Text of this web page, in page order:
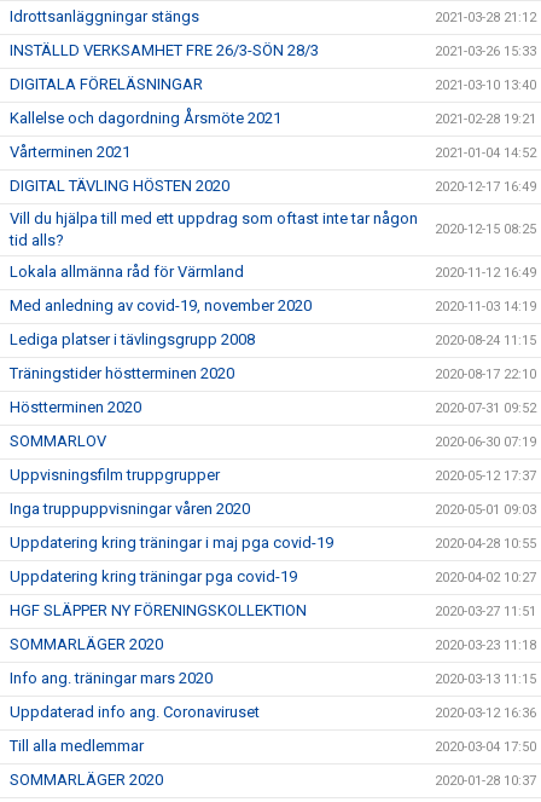
Idrottsanläggningar stängs 2021-03-28 21:12
INSTÄLLD VERKSAMHET FRE 26/3-SÖN 28/3 2021-03-26 15:33
DIGITALA FÖRELÄSNINGAR 2021-03-10 13:40
Kallelse och dagordning Årsmöte 2021 2021-02-28 19:21
Vårterminen 2021 2021-01-04 14:52
DIGITAL TÄVLING HÖSTEN 2020 2020-12-17 16:49
Vill du hjälpa till med ett uppdrag som oftast inte tar någon
tid alls?
2020-12-15 08:25
Lokala allmänna råd för Värmland 2020-11-12 16:49
Med anledning av covid-19, november 2020 2020-11-03 14:19
Lediga platser i tävlingsgrupp 2008 2020-08-24 11:15
Träningstider höstterminen 2020 2020-08-17 22:10
Höstterminen 2020 2020-07-31 09:52
SOMMARLOV 2020-06-30 07:19
Uppvisningsfilm truppgrupper 2020-05-12 17:37
Inga truppuppvisningar våren 2020 2020-05-01 09:03
Uppdatering kring träningar i maj pga covid-19 2020-04-28 10:55
Uppdatering kring träningar pga covid-19 2020-04-02 10:27
HGF SLÄPPER NY FÖRENINGSKOLLEKTION 2020-03-27 11:51
SOMMARLÄGER 2020 2020-03-23 11:18
Info ang. träningar mars 2020 2020-03-13 11:15
Uppdaterad info ang. Coronaviruset 2020-03-12 16:36
Till alla medlemmar 2020-03-04 17:50
SOMMARLÄGER 2020 2020-01-28 10:37